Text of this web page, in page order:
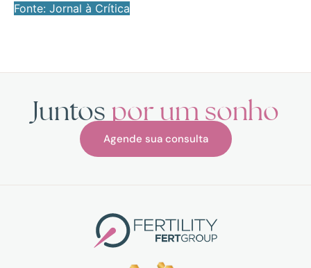
Fonte: Jornal à Crítica
Juntos por um sonho
Agende sua consulta